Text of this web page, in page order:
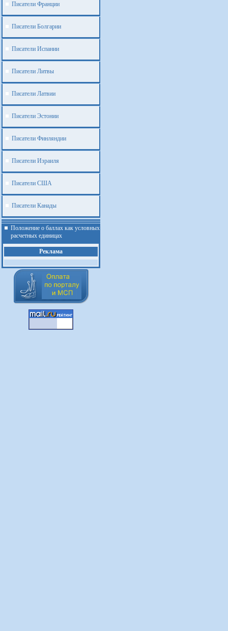
Писатели Франции
Писатели Болгарии
Писатели Испании
Писатели Литвы
Писатели Латвии
Писатели Эстонии
Писатели Финляндии
Писатели Израиля
Писатели США
Писатели Канады
Положение о баллах как условных
расчетных единицах
Реклама